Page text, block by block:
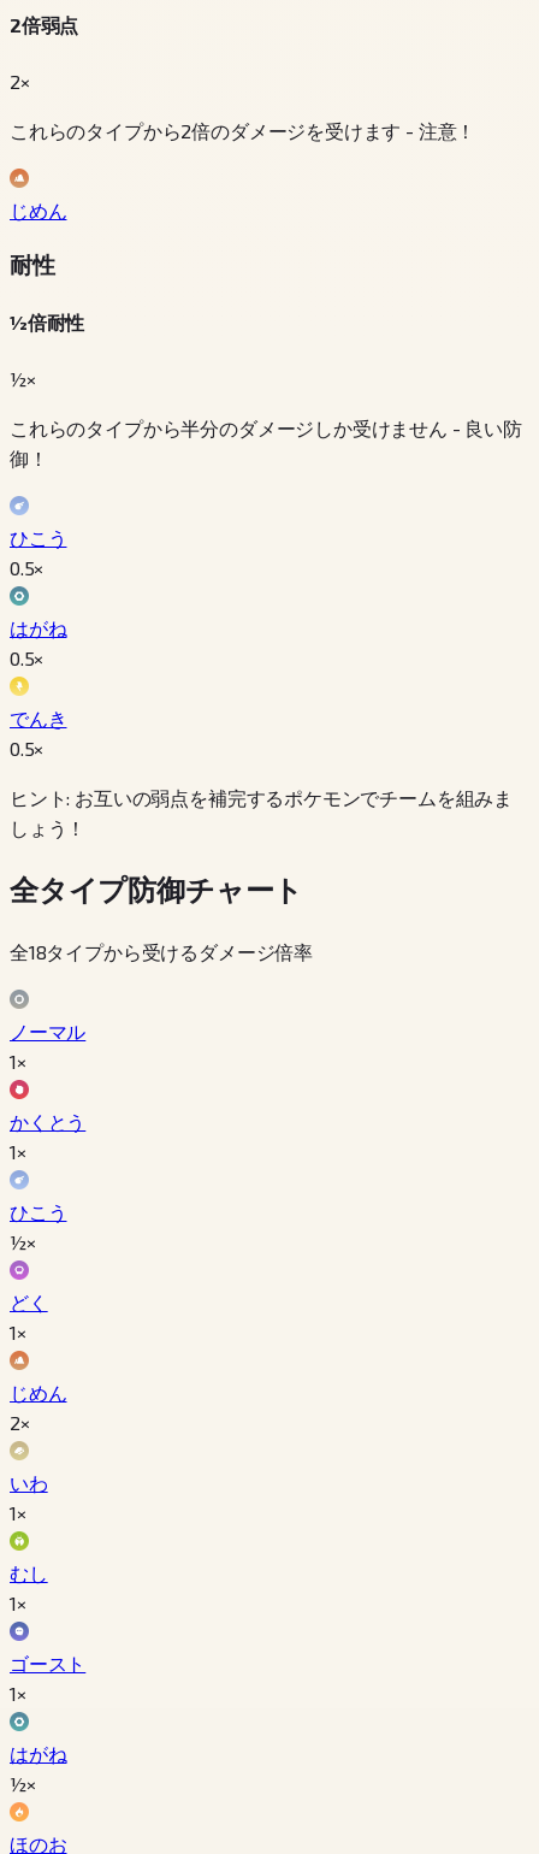
2倍弱点
2×
これらのタイプから2倍のダメージを受けます - 注意！
じめん
耐性
½倍耐性
½×
これらのタイプから半分のダメージしか受けません - 良い防
御！
ひこう
0.5×
はがね
0.5×
でんき
0.5×
ヒント: お互いの弱点を補完するポケモンでチームを組みま
しょう！
全タイプ防御チャート
全18タイプから受けるダメージ倍率
ノーマル
1×
かくとう
1×
ひこう
½×
どく
1×
じめん
2×
いわ
1×
むし
1×
ゴースト
1×
はがね
½×
ほのお